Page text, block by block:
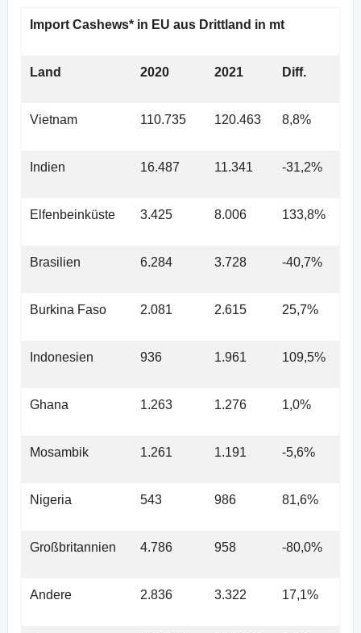
Import Cashews* in EU aus Drittland in mt
Land 2020 2021 Diff.
Vietnam 110.735 120.463 8,8%
Indien 16.487 11.341 -31,2%
Elfenbeinküste 3.425 8.006 133,8%
Brasilien 6.284 3.728 -40,7%
Burkina Faso 2.081 2.615 25,7%
Indonesien 936 1.961 109,5%
Ghana 1.263 1.276 1,0%
Mosambik 1.261 1.191 -5,6%
Nigeria 543 986 81,6%
Großbritannien 4.786 958 -80,0%
Andere 2.836 3.322 17,1%